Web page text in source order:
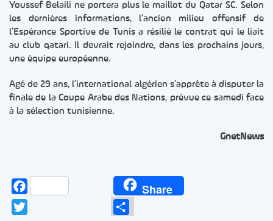
Youssef Belaili ne portera plus le maillot du Qatar SC. Selon
les dernières informations, l’ancien milieu offensif de
l’Espérance Sportive de Tunis a résilié le contrat qui le liait
au club qatari. Il devrait rejoindre, dans les prochains jours,
une équipe européenne.
Agé de 29 ans, l’international algérien s’apprête à disputer la
finale de la Coupe Arabe des Nations, prévue ce samedi face
à la sélection tunisienne.
GnetNews
Facebook Share
Partager